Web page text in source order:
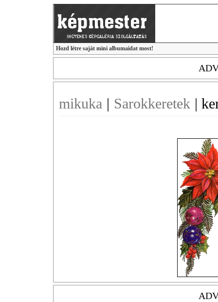
Hozd létre saját mini albumaidat most!
mikuka | Sarokkeretek |